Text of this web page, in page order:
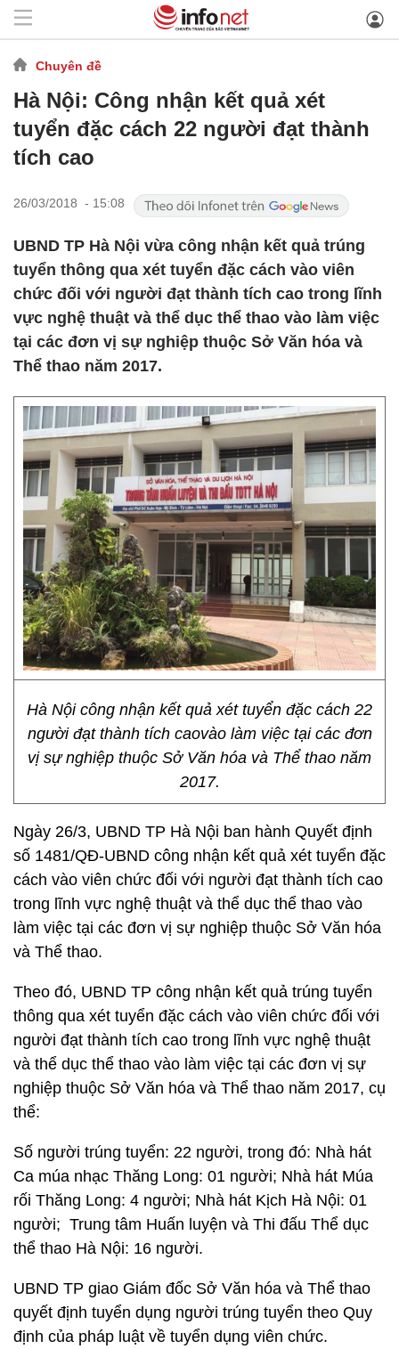
Chuyên đề
Hà Nội: Công nhận kết quả xét
tuyển đặc cách 22 người đạt thành
tích cao
26/03/2018 - 15:08
UBND TP Hà Nội vừa công nhận kết quả trúng
tuyển thông qua xét tuyển đặc cách vào viên
chức đối với người đạt thành tích cao trong lĩnh
vực nghệ thuật và thể dục thể thao vào làm việc
tại các đơn vị sự nghiệp thuộc Sở Văn hóa và
Thể thao năm 2017.
Hà Nội công nhận kết quả xét tuyển đặc cách 22
người đạt thành tích caovào làm việc tại các đơn
vị sự nghiệp thuộc Sở Văn hóa và Thể thao năm
2017.
Ngày 26/3, UBND TP Hà Nội ban hành Quyết định
số 1481/QĐ-UBND công nhận kết quả xét tuyển đặc
cách vào viên chức đối với người đạt thành tích cao
trong lĩnh vực nghệ thuật và thể dục thể thao vào
làm việc tại các đơn vị sự nghiệp thuộc Sở Văn hóa
và Thể thao.
Theo đó, UBND TP công nhận kết quả trúng tuyển
thông qua xét tuyển đặc cách vào viên chức đối với
người đạt thành tích cao trong lĩnh vực nghệ thuật
và thể dục thể thao vào làm việc tại các đơn vị sự
nghiệp thuộc Sở Văn hóa và Thể thao năm 2017, cụ
thể:
Số người trúng tuyển: 22 người, trong đó: Nhà hát
Ca múa nhạc Thăng Long: 01 người; Nhà hát Múa
rối Thăng Long: 4 người; Nhà hát Kịch Hà Nội: 01
người; Trung tâm Huấn luyện và Thi đấu Thể dục
thể thao Hà Nội: 16 người.
UBND TP giao Giám đốc Sở Văn hóa và Thể thao
quyết định tuyển dụng người trúng tuyển theo Quy
định của pháp luật về tuyển dụng viên chức.